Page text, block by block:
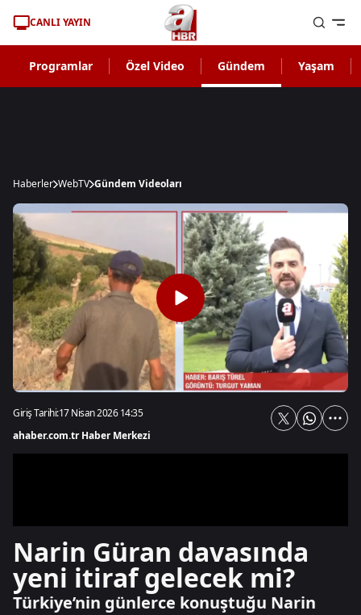
CANLI YAYIN
Programlar Özel Video Gündem Yaşam
Haberler WebTV Gündem Videoları
Giriş Tarihi:17 Nisan 2026 14:35
ahaber.com.tr Haber Merkezi
Narin Güran davasında
yeni itiraf gelecek mi?
Türkiye’nin günlerce konuştuğu Narin